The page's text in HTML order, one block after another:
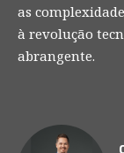
as
à revolução
abrangente.